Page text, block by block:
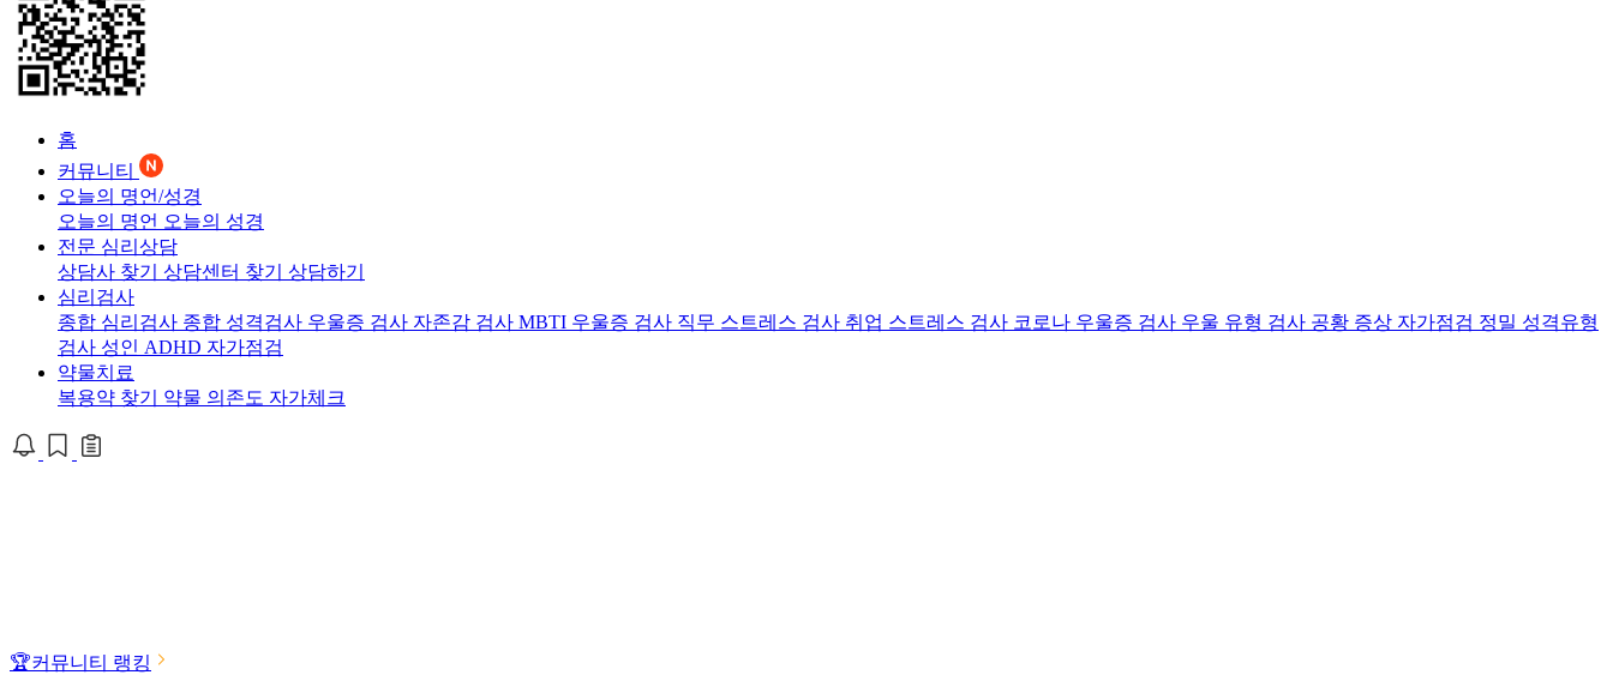
홈
커뮤니티
오늘의 명언/성경
오늘의 명언 오늘의 성경
전문 심리상담
상담사 찾기 상담센터 찾기 상담하기
심리검사
종합 심리검사 종합 성격검사 우울증 검사 자존감 검사 MBTI 우울증 검사 직무 스트레스 검사 취업 스트레스 검사 코로나 우울증 검사 우울 유형 검사 공황 증상 자가점검 정밀 성격유형
검사 성인 ADHD 자가점검
약물치료
복용약 찾기 약물 의존도 자가체크
🏆커뮤니티 랭킹